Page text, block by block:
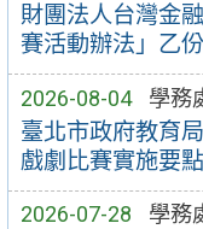
財團法人台灣金
賽活動辦法」乙
2026-08-04 學務
臺北市政府教育
戲劇比賽實施要
2026-07-28 學務